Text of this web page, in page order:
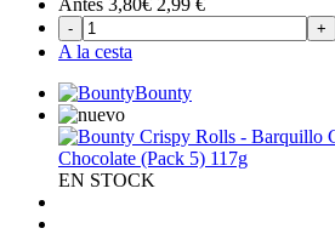
Antes 3,80€ 2,99 €
- +
A la cesta
Bounty
EN STOCK